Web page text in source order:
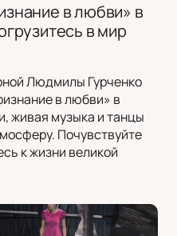
в любви» в
в мир
Людмилы Гурченко
в любви» в
живая музыка и танцы
Почувствуйте
к жизни великой